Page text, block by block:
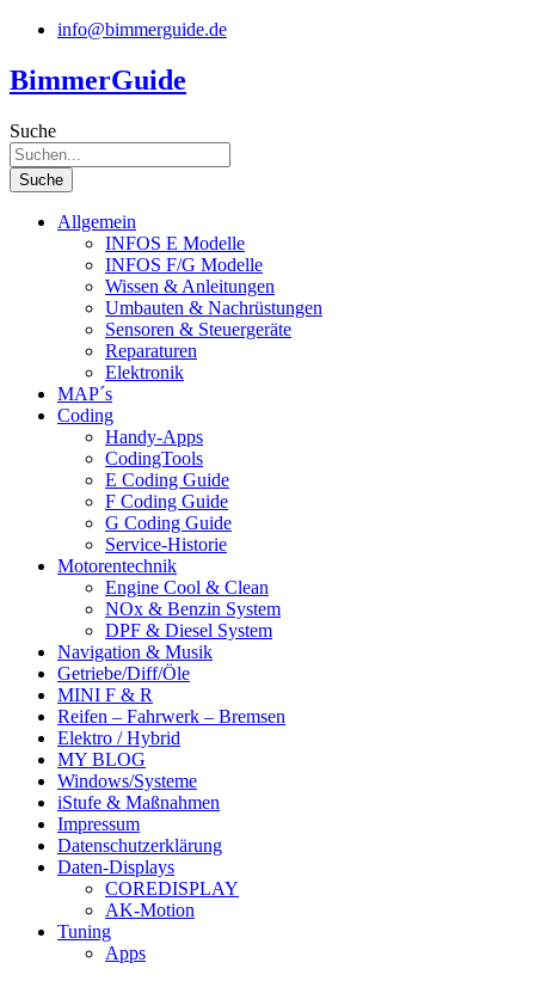
Zum
springen
info@bimmerguide.de
BimmerGuide
Suche
Suche
Allgemein
INFOS E Modelle
INFOS F/G Modelle
Wissen & Anleitungen
Umbauten & Nachrüstungen
Sensoren & Steuergeräte
Reparaturen
Elektronik
MAP´s
Coding
Handy-Apps
CodingTools
E Coding Guide
F Coding Guide
G Coding Guide
Service-Historie
Motorentechnik
Engine Cool & Clean
NOx & Benzin System
DPF & Diesel System
Navigation & Musik
Getriebe/Diff/Öle
MINI F & R
Reifen – Fahrwerk – Bremsen
Elektro / Hybrid
MY BLOG
Windows/Systeme
iStufe & Maßnahmen
Impressum
Datenschutzerklärung
Daten-Displays
COREDISPLAY
AK-Motion
Tuning
Apps